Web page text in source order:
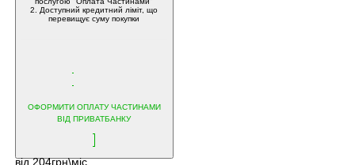
2. Доступний кредитний ліміт, що
перевищує суму покупки
ОФОРМИТИ ОПЛАТУ ЧАСТИНАМИ
ВІД ПРИВАТБАНКУ
від 204грн\міс